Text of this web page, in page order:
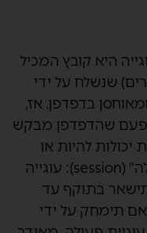
היא קובץ המכיל
שנשלח על ידי
בדפדפן. אז,
שהדפדפן מבקש
יכולות להיות או
עוגיות "עיקשות" או עוגיות "פעולה" (session): עוגייה
בתוקף עד
תימחק על ידי